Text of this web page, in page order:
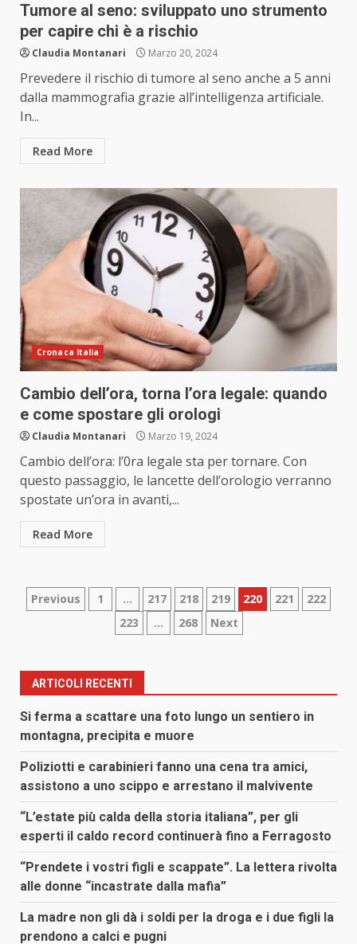
Tumore al seno: sviluppato uno strumento
per capire chi è a rischio
Claudia Montanari Marzo 20, 2024
Prevedere il rischio di tumore al seno anche a 5 anni
dalla mammografia grazie all’intelligenza artificiale.
In...
Read More
Cronaca Italia
Cambio dell’ora, torna l’ora legale: quando
e come spostare gli orologi
Claudia Montanari Marzo 19, 2024
Cambio dell’ora: l’0ra legale sta per tornare. Con
questo passaggio, le lancette dell’orologio verranno
spostate un’ora in avanti,...
Read More
Paginazione
articoli
Previous 1 … 217 218 219 220 221
222
223
… 268 Next
ARTICOLI RECENTI
Si ferma a scattare una foto lungo un sentiero in
montagna, precipita e muore
Poliziotti e carabinieri fanno una cena tra amici,
assistono a uno scippo e arrestano il malvivente
“L’estate più calda della storia italiana”, per gli
esperti il caldo record continuerà fino a Ferragosto
“Prendete i vostri figli e scappate”. La lettera rivolta
alle donne “incastrate dalla mafia”
La madre non gli dà i soldi per la droga e i due figli la
prendono a calci e pugni